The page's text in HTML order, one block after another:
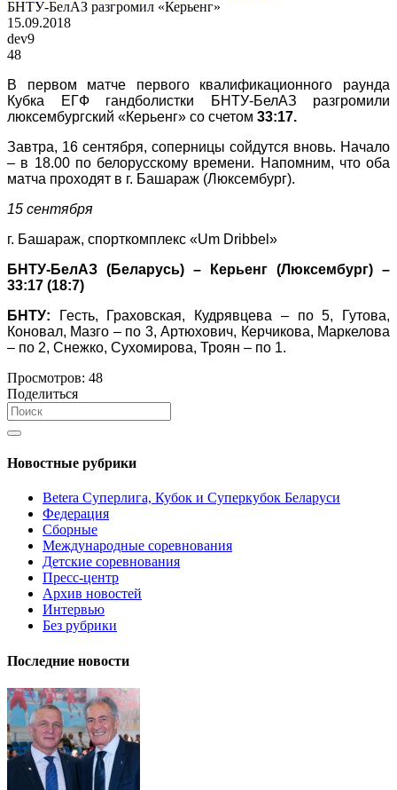
БНТУ-БелАЗ разгромил «Керьенг»
15.09.2018
dev9
48
В первом матче первого квалификационного раунда
Кубка ЕГФ гандболистки БНТУ-БелАЗ разгромили
люксембургский «Керьенг» со счетом 33:17.
Завтра, 16 сентября, соперницы сойдутся вновь. Начало
– в 18.00 по белорусскому времени. Напомним, что оба
матча проходят в г. Башараж (Люксембург).
15 сентября
г. Башараж, спорткомплекс «Um Dribbel»
БНТУ-БелАЗ (Беларусь) – Керьенг (Люксембург) –
33:17 (18:7)
БНТУ:
Гесть, Граховская, Кудрявцева – по 5, Гутова,
Коновал, Мазго – по 3, Артюхович, Керчикова, Маркелова
– по 2, Снежко, Сухомирова, Троян – по 1.
Просмотров: 48
Поделиться
Новостные рубрики
Betera Суперлига, Кубок и Суперкубок Беларуси
Федерация
Сборные
Международные соревнования
Детские соревнования
Пресс-центр
Архив новостей
Интервью
Без рубрики
Последние новости